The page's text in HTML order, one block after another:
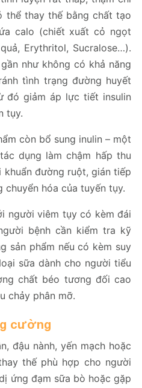
thể thay thế bằng chất tạo
calo (chiết xuất cỏ ngọt
Erythritol, Sucralose…).
như không có khả năng
tình trạng đường huyết
đó giảm áp lực tiết insulin
tụy.
còn bổ sung inulin – một
dụng làm chậm hấp thu
đường ruột, gián tiếp
hóa của tuyến tụy.
người viêm tụy có kèm đái
bệnh cần kiểm tra kỹ
sản phẩm nếu có kèm suy
sữa dành cho người tiểu
chất béo tương đối cao
chảy phân mỡ.
cường
đậu nành, yến mạch hoặc
thế phù hợp cho người
ứng đạm sữa bò hoặc gặp